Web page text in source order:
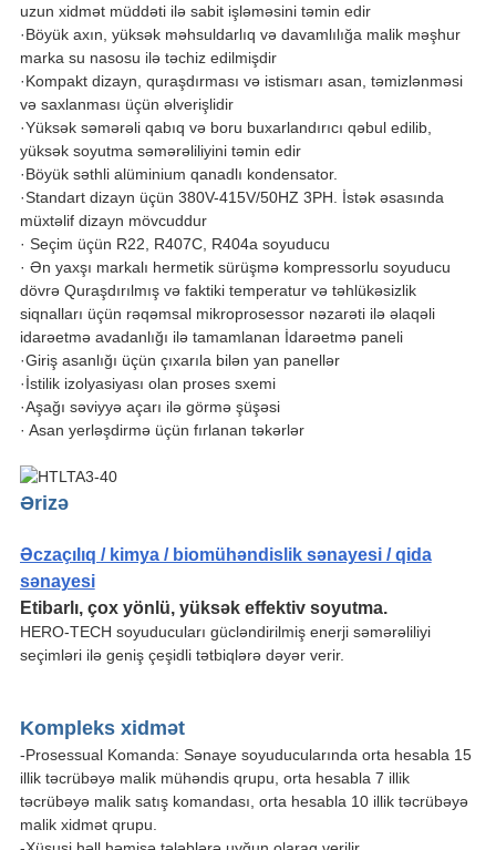
uzun xidmət müddəti ilə sabit işləməsini təmin edir
·Böyük axın, yüksək məhsuldarlıq və davamlılığa malik məşhur
marka su nasosu ilə təchiz edilmişdir
·Kompakt dizayn, quraşdırması və istismarı asan, təmizlənməsi
və saxlanması üçün əlverişlidir
·Yüksək səmərəli qabıq və boru buxarlandırıcı qəbul edilib,
yüksək soyutma səmərəliliyini təmin edir
·Böyük səthli alüminium qanadlı kondensator.
·Standart dizayn üçün 380V-415V/50HZ 3PH. İstək əsasında
müxtəlif dizayn mövcuddur
· Seçim üçün R22, R407C, R404a soyuducu
· Ən yaxşı markalı hermetik sürüşmə kompressorlu soyuducu
dövrə Quraşdırılmış və faktiki temperatur və təhlükəsizlik
siqnalları üçün rəqəmsal mikroprosessor nəzarəti ilə əlaqəli
idarəetmə avadanlığı ilə tamamlanan İdarəetmə paneli
·Giriş asanlığı üçün çıxarıla bilən yan panellər
·İstilik izolyasiyası olan proses sxemi
·Aşağı səviyyə açarı ilə görmə şüşəsi
· Asan yerləşdirmə üçün fırlanan təkərlər
Ərizə
Əczaçılıq / kimya / biomühəndislik sənayesi / qida
sənayesi
Etibarlı, çox yönlü, yüksək effektiv soyutma.
HERO-TECH soyuducuları gücləndirilmiş enerji səmərəliliyi
seçimləri ilə geniş çeşidli tətbiqlərə dəyər verir.
Kompleks xidmət
-Prosessual Komanda: Sənaye soyuducularında orta hesabla 15
illik təcrübəyə malik mühəndis qrupu, orta hesabla 7 illik
təcrübəyə malik satış komandası, orta hesabla 10 illik təcrübəyə
malik xidmət qrupu.